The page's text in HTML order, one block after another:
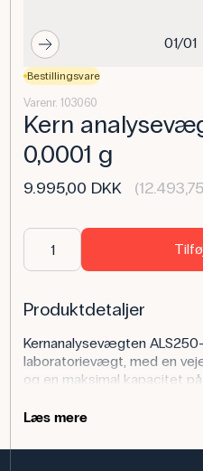
01/01
Bestillingsvare
Varenr. 103060
Kern
0,0001 g
9.995,00 DKK
Produktdetaljer
Kernanalysevægten
laboratorievægt, med en
og en maksimal kapacitet
døre. Vægten er kompakt
gemme vejeresultater både
Læs mere